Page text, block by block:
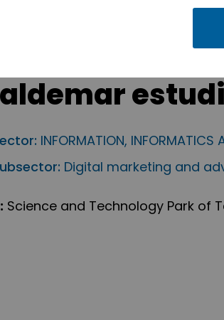
INFORMATION, INFORMATICS
Digital marketing and
Science and Technology Park of